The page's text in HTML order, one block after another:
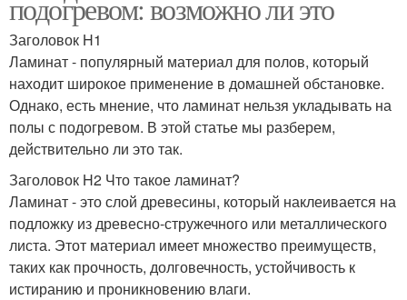
подогревом: возможно ли это
Заголовок H1
Ламинат - популярный материал для полов, который
находит широкое применение в домашней обстановке.
Однако, есть мнение, что ламинат нельзя укладывать на
полы с подогревом. В этой статье мы разберем,
действительно ли это так.
Заголовок H2 Что такое ламинат?
Ламинат - это слой древесины, который наклеивается на
подложку из древесно-стружечного или металлического
листа. Этот материал имеет множество преимуществ,
таких как прочность, долговечность, устойчивость к
истиранию и проникновению влаги.